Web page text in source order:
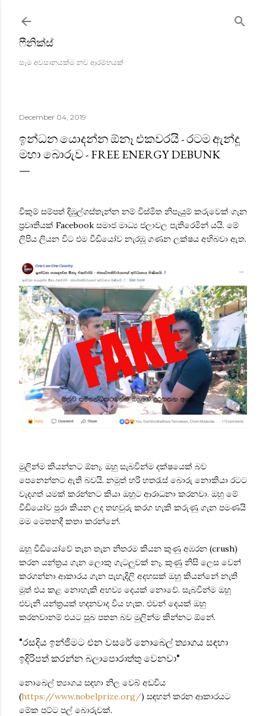
ෆීනික්ස්
සෑම අවසානයක්ම නව ආරම්භයක්
December 04, 2019
ඉන්ධන යොදන්න ඕනෑ එකවරයි - රටම ඇන්දූ
මහා බොරුව - FREE ENERGY DEBUNK
විකුම් සම්පත් දිඹුල්ගස්තැන්න නම් විස්මිත නිපැයුම් කරුවෙක් ගැන
ප්‍රවෘතියක් Facebook සමාජ මාධ්‍ය ජලාවල පැතිරෙමින් යයි. මේ
ලිපිය ලියන විට එම වීඩියෝව නැරඹූ ගණන ලක්ෂය අභිබවා ඇත.
මුලින්ම කියන්නට ඕනෑ. ඔහු සැබවින්ම දක්ෂයෙක් බව
පෙනෙන්නට ඇති බවයි. නමුත් හරි හතරැස් බොරු නොකියා රටට
වැදගත් යමක් කරන්නට කියා ඔහුට ආරාධනා කරනවා. ඔහු මේ
වීඩියෝව පුරා කියන ලද තහවුරු කරග හැකි කරුණු ගැන පමණයි
මම මෙතනදී කතා කරන්නේ.
ඔහු වීඩියෝවේ තැන තැන නිතරම කියන කුණු අඹරන (crush)
කරන යන්ත්‍රය ගැන ලොකු ගැටලුවක් නෑ. කුණු නිසි ලෙස වෙන්
කරගන්නා ආකාරය ගැන පැහැදිලි අදහසක් ඔහු කියන්නේ නැති
මුත් එය කළ නොහැකි අභව්‍ය දෙයක් නොවේ. සැබවින්ම ඔහු
එවැනි යන්ත්‍රයක් හදනවාද විය හැක. එවන් දෙයක් ඔහු
කරනවානම් එයට සුබ පතන බව මුලින්ම කින්නට ඕනේ.
"රසදිය ඉන්ජිමට එන වසරේ නොබෙල් ත්‍යාගය සඳහා
ඉදිරිපත් කරන්න බලාපොරාත්තු වෙනවා"
නොබෙල් ත්‍යාගය සඳහා නිල වෙබ් අඩවිය
(https://www.nobelprize.org/) සඳහන් කරන ආකාරයට
මේක පට්ට පල් බොරුවක්.